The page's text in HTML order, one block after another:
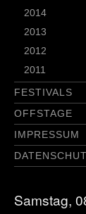
2014
2013
2012
2011
FESTIVALS
OFFSTAGE
IMPRESSUM
Samstag,